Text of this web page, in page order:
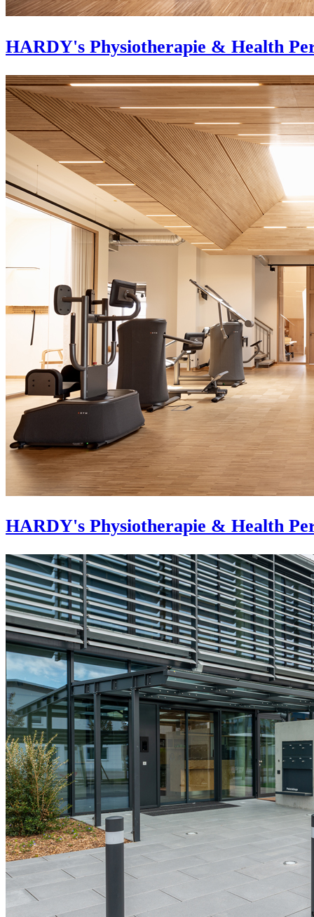
HARDY's Physiotherapie & Health
HARDY's Physiotherapie & Health